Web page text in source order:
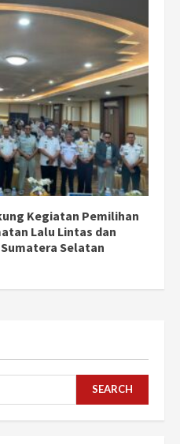
Kegiatan Pemilihan
Lalu Lintas dan
Selatan
SEARCH